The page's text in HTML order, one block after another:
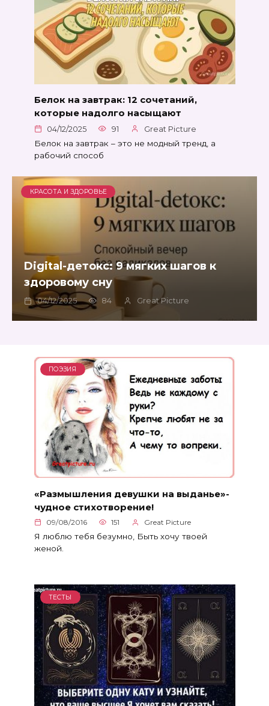
Белок на завтрак: 12 сочетаний,
которые надолго насыщают
04/12/2025 91 Great Picture
Белок на завтрак – это не модный тренд, а
рабочий способ
КРАСОТА И ЗДОРОВЬЕ
Digital-детокс: 9 мягких шагов к
здоровому сну
04/12/2025 84 Great Picture
ПОЭЗИЯ
«Размышления девушки на выданье»-
чудное стихотворение!
09/08/2016 151 Great Picture
Я люблю тебя безумно, Быть хочу твоей
женой.
ТЕСТЫ